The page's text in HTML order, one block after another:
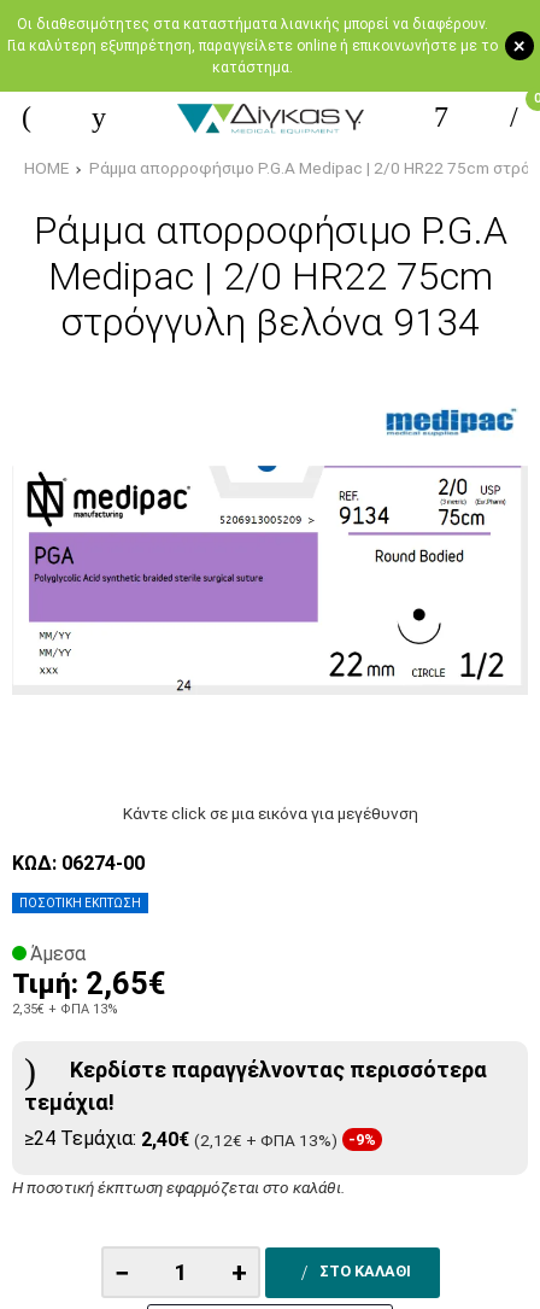
+
Oι διαθεσιμότητες στα καταστήματα λιανικής μπορεί να διαφέρουν.
Για καλύτερη εξυπηρέτηση, παραγγείλετε online ή επικοινωνήστε με το
κατάστημα.
0
HOME Ράμμα απορροφήσιμο P.G.A Medipac | 2/0 HR22 75cm
Ράμμα απορροφήσιμο P.G.A
Medipac | 2/0 HR22 75cm
στρόγγυλη βελόνα 9134
Κάντε click σε μια εικόνα για μεγέθυνση
ΠΟΣΟΤΙΚΗ ΕΚΠΤΩΣΗ
ΚΩΔ: 06274-00
Άμεσα
Τιμή: 2,65€
2,35€ + ΦΠΑ 13%
Κερδίστε παραγγέλνοντας περισσότερα
τεμάχια!
≥24 Τεμάχια: 2,40€ (2,12€ + ΦΠΑ 13%) -9%
Η ποσοτική έκπτωση εφαρμόζεται στο καλάθι.
− + ΣΤΟ ΚΑΛΑΘΙ